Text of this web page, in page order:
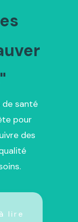
de santé
pour
des
lire